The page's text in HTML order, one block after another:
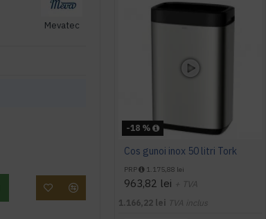
Mevatec
-18 %
Cos gunoi inox 50 litri Tork
PRP 1.175,88 lei
963,82 lei + TVA
1.166,22 lei TVA inclus